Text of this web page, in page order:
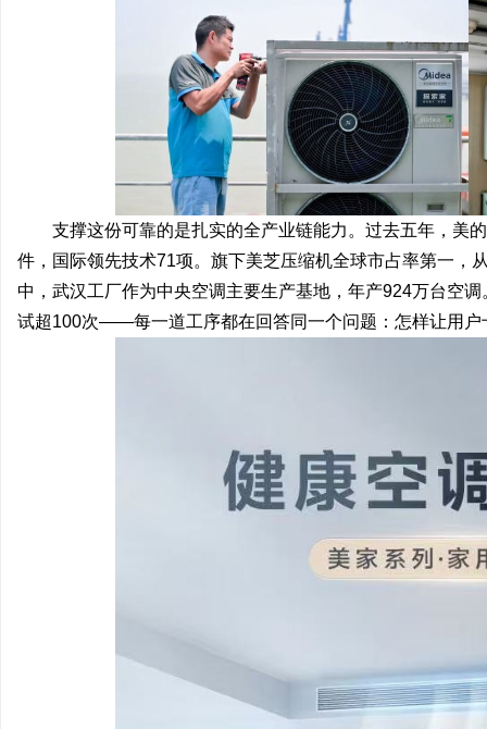
支撑这份可靠的是扎实的全产业链能力。过去五年，美
件，国际领先技术71项。旗下美芝压缩机全球市占率第一，
中，武汉工厂作为中央空调主要生产基地，年产924万台空
试超100次——每一道工序都在回答同一个问题：怎样让用户